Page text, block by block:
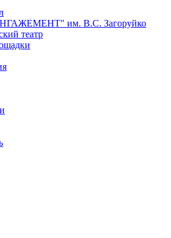
им. В.С. Загоруйко
театр